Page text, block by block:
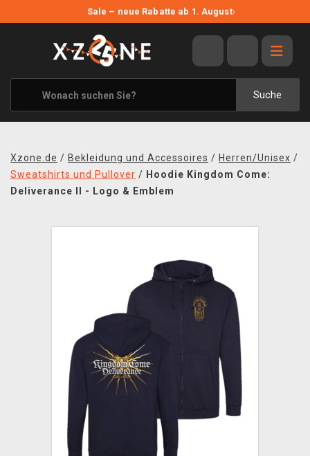
Sale – neue Rabatte ab 1. August›
Suche
ANGEBOTE
ALLE MARKEN
XZONE ORIGINALS
KLEIDUNG & ACCESSOIRES
BÜCHER & COMICS
Xzone.de / Bekleidung und Accessoires / Herren/Unisex /
Sweatshirts und Pullover / Hoodie Kingdom Come:
Deliverance II - Logo & Emblem